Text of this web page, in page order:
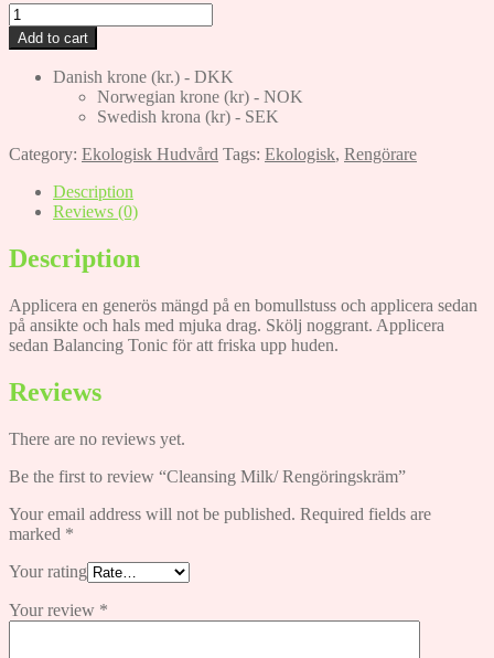
Cleansing
Milk/
Rengöringskräm
quantity
Add to cart
Danish krone (kr.) - DKK
Norwegian krone (kr) - NOK
Swedish krona (kr) - SEK
Category: Ekologisk Hudvård Tags: Ekologisk, Rengörare
Description
Reviews (0)
Description
Applicera en generös mängd på en bomullstuss och applicera sedan
på ansikte och hals med mjuka drag. Skölj noggrant. Applicera
sedan Balancing Tonic för att friska upp huden.
Reviews
There are no reviews yet.
Be the first to review “Cleansing Milk/ Rengöringskräm”
Your email address will not be published. Required fields are
marked *
Your rating
Your review *